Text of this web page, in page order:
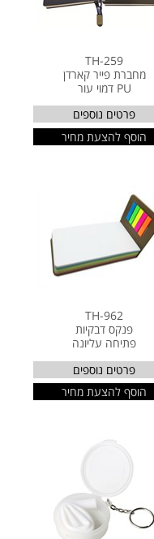
TH-259
מחברת פייר קארדן
PU דמוי עור
פרטים נוספים
הוסף להצעת מחיר
TH-962
פנקס דבקיות
פתיחה עליונה
פרטים נוספים
הוסף להצעת מחיר